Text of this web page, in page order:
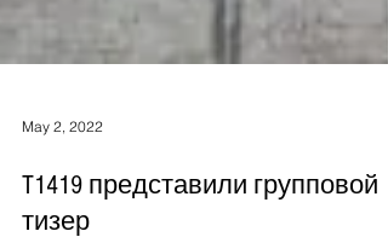
May 2, 2022